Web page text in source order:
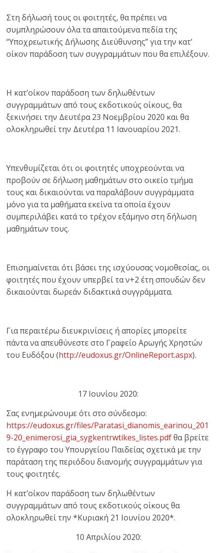
Στη δήλωσή τους οι φοιτητές, θα πρέπει να
συμπληρώσουν όλα τα απαιτούμενα πεδία της
“Υποχρεωτικής Δήλωσης Διεύθυνσης” για την κατ’
οίκον παράδοση των συγγραμμάτων που θα επιλέξουν.
Η κατ’οίκον παράδοση των δηλωθέντων
συγγραμμάτων από τους εκδοτικούς οίκους, θα
ξεκινήσει την Δευτέρα 23 Νοεμβρίου 2020 και θα
ολοκληρωθεί την Δευτέρα 11 Ιανουαρίου 2021.
Υπενθυμίζεται ότι οι φοιτητές υποχρεούνται να
προβούν σε δήλωση μαθημάτων στο οικείο τμήμα
τους και δικαιούνται να παραλάβουν συγγράμματα
μόνο για τα μαθήματα εκείνα τα οποία έχουν
συμπεριλάβει κατά το τρέχον εξάμηνο στη δήλωση
μαθημάτων τους.
Επισημαίνεται ότι βάσει της ισχύουσας νομοθεσίας, οι
φοιτητές που έχουν υπερβεί τα ν+2 έτη σπουδών δεν
δικαιούνται δωρεάν διδακτικά συγγράμματα.
Για περαιτέρω διευκρινίσεις ή απορίες μπορείτε
πάντα να απευθύνεστε στο Γραφείο Αρωγής Χρηστών
του Ευδόξου (http://eudoxus.gr/OnlineReport.aspx).
17 Ιουνίου 2020:
Σας ενημερώνουμε ότι στο σύνδεσμο:
https://eudoxus.gr/files/Paratasi_dianomis_earinou_201
9-20_enimerosi_gia_sygkentrwtikes_listes.pdfθα βρείτε
το έγγραφο του Υπουργείου Παιδείας σχετικά με την
παράταση της περιόδου διανομής συγγραμμάτων για
τους φοιτητές.
Η κατ’οίκον παράδοση των δηλωθέντων
συγγραμμάτων από τους εκδοτικούς οίκους θα
ολοκληρωθεί την *Κυριακή 21 Ιουνίου 2020*.
10 Απριλίου 2020: